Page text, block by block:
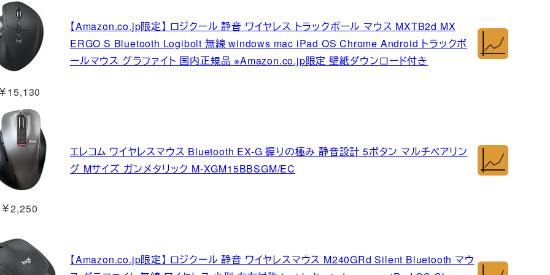
15,130
【Amazon.co.jp限定】 ロジクール 静音 ワイヤレス トラックボール マウス MXTB2d MX
ERGO S Bluetooth Logibolt 無線 windows mac iPad OS Chrome Android トラックボ
ールマウス グラファイト 国内正規品 ※Amazon.co.jp限定 壁紙ダウンロード付き
￥2,250
エレコム ワイヤレスマウス Bluetooth EX-G 握りの極み 静音設計 5ボタン マルチペアリン
グ Mサイズ ガンメタリック M-XGM15BBSGM/EC
【Amazon.co.jp限定】 ロジクール 静音 ワイヤレスマウス M240GRd Silent Bluetooth マウ